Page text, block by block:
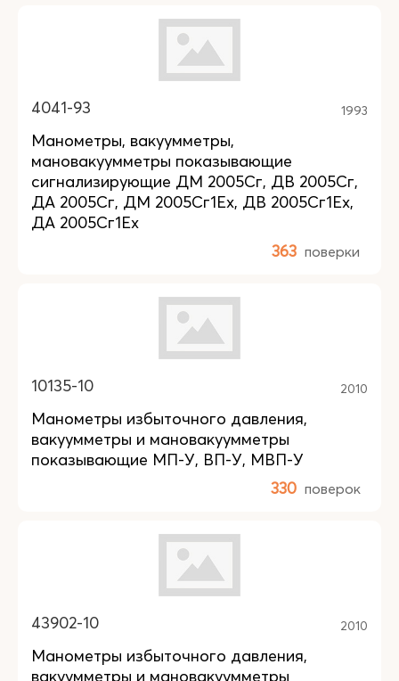
4041-93 1993
Манометры, вакуумметры,
мановакуумметры показывающие
сигнализирующие ДМ 2005Сг, ДВ 2005Сг,
ДА 2005Сг, ДМ 2005Сг1Ех, ДВ 2005Сг1Ех,
ДА 2005Сг1Ех
363 поверки
10135-10 2010
Манометры избыточного давления,
вакуумметры и мановакуумметры
показывающие МП-У, ВП-У, МВП-У
330 поверок
43902-10 2010
Манометры избыточного давления,
вакуумметры и мановакуумметры